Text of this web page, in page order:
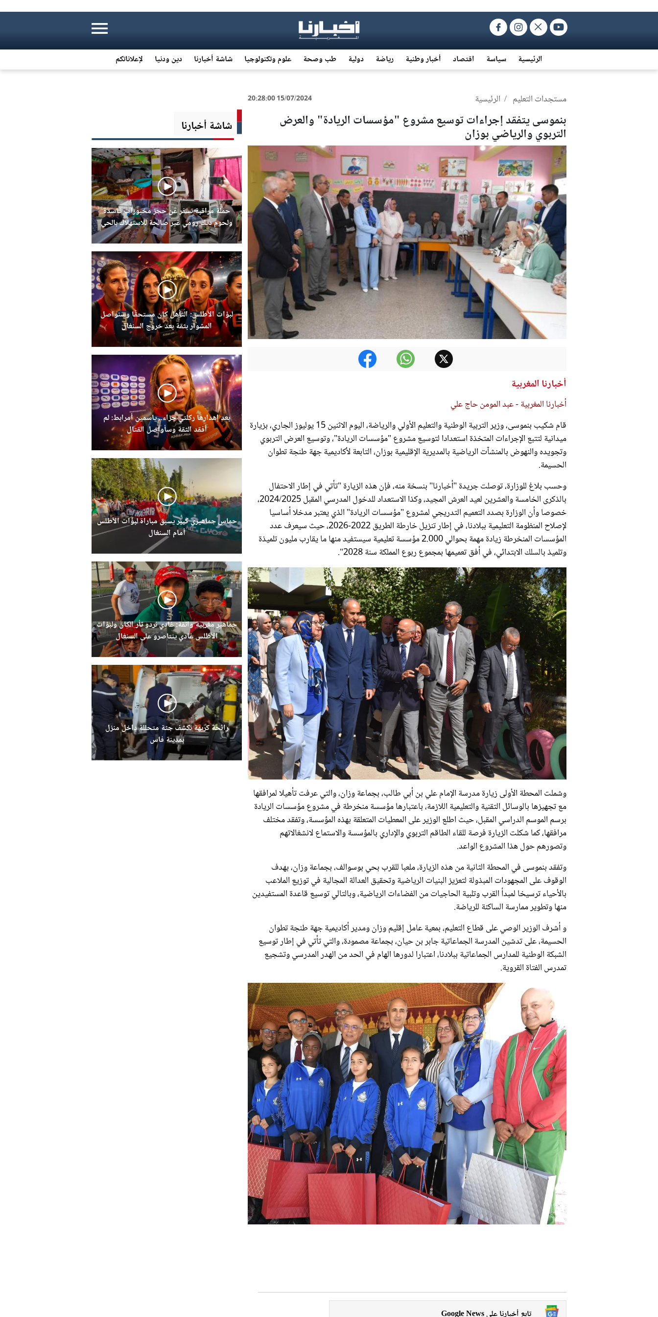
الرئيسية سياسة اقتصاد أخبار وطنية رياضة دولية طب وصحة علوم وتكنولوجيا شاشة أخبارنا دين ودنيا لإعلاناتكم
شاشة أخبارنا
حملة مراقبة تسفر عن حجز مخبوزات فاسدة
ولحوم ديك رومي غير صالحة للاستهلاك بالحي
الحسني
لبؤات الأطلس: التأهل كان مستحقًا وسنواصل
المشوار بثقة بعد خروج السنغال
بعد إهدارها ركلتي جزاء.. ياسمين أمرابط: لم
أفقد الثقة وسأواصل القتال
حماس جماهيري كبير يسبق مباراة لبؤات الأطلس
أمام السنغال
جماهير مغربية واثقة: غادي نردو ثأر الكان ولبؤات
الأطلس غادي ينتاصرو على السنغال
رائحة كريهة تكشف جثة متحللة داخل منزل
بمدينة فاس
15/07/2024 20:28:00 مستجدات التعليم / الرئيسية
بنموسى يتفقد إجراءات توسيع مشروع "مؤسسات الريادة" والعرض
التربوي والرياضي بوزان
أخبارنا المغربية
أخبارنا المغربية - عبد المومن حاج علي
قام شكيب بنموسى، وزير التربية الوطنية والتعليم الأولي والرياضة، اليوم الاثنين 15 يوليوز الجاري، بزيارة
ميدانية لتتبع الإجراءات المتخذة استعدادا لتوسيع مشروع "مؤسسات الريادة"، وتوسيع العرض التربوي
وتجويده والنهوض بالمنشآت الرياضية بالمديرية الإقليمية بوزان، التابعة لأكاديمية جهة طنجة تطوان
الحسيمة.
وحسب بلاغ للوزارة، توصلت جريدة "أخبارنا" بنسخة منه، فإن هذه الزيارة "تأتي في إطار الاحتفال
بالذكرى الخامسة والعشرين لعيد العرش المجيد، وكذا الاستعداد للدخول المدرسي المقبل 2024/2025،
خصوصا وأن الوزارة بصدد التعميم التدريجي لمشروع "مؤسسات الريادة" الذي يعتبر مدخلا أساسيا
لإصلاح المنظومة التعليمية ببلادنا، في إطار تنزيل خارطة الطريق 2022-2026، حيث سيعرف عدد
المؤسسات المنخرطة زيادة مهمة بحوالي 2.000 مؤسسة تعليمية سيستفيد منها ما يقارب مليون تلميذة
وتلميذ بالسلك الابتدائي، في أفق تعميمها بمجموع ربوع المملكة سنة 2028".
وشملت المحطة الأولى زيارة مدرسة الإمام علي بن أبي طالب، بجماعة وزان، والتي عرفت تأهيلا لمرافقها
مع تجهيزها بالوسائل التقنية والتعليمية اللازمة، باعتبارها مؤسسة منخرطة في مشروع مؤسسات الريادة
برسم الموسم الدراسي المقبل، حيث اطلع الوزير على المعطيات المتعلقة بهذه المؤسسة، وتفقد مختلف
مرافقها، كما شكلت الزيارة فرصة للقاء الطاقم التربوي والإداري بالمؤسسة والاستماع لانشغالاتهم
وتصورهم حول هذا المشروع الواعد.
وتفقد بنموسى في المحطة الثانية من هذه الزيارة، ملعبا للقرب بحي بوسوالف، بجماعة وزان، بهدف
الوقوف على المجهودات المبذولة لتعزيز البنيات الرياضية وتحقيق العدالة المجالية في توزيع الملاعب
بالأحياء ترسيخا لمبدأ القرب وتلبية الحاجيات من الفضاءات الرياضية، وبالتالي توسيع قاعدة المستفيدين
منها وتطوير ممارسة الساكنة للرياضة.
و أشرف الوزير الوصي على قطاع التعليم، بمعية عامل إقليم وزان ومدير أكاديمية جهة طنجة تطوان
الحسيمة، على تدشين المدرسة الجماعاتية جابر بن حيان، بجماعة مصمودة، والتي تأتي في إطار توسيع
الشبكة الوطنية للمدارس الجماعاتية ببلادنا، اعتبارا لدورها الهام في الحد من الهدر المدرسي وتشجيع
تمدرس الفتاة القروية.
Google News تابع أخبارنا على